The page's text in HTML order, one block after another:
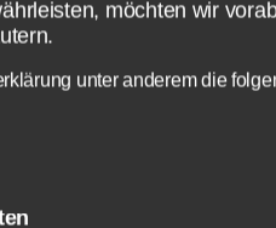
als
Beginn der Sendung
wer gegen Stefan
20 bis 30
möchten wir
unter anderem die